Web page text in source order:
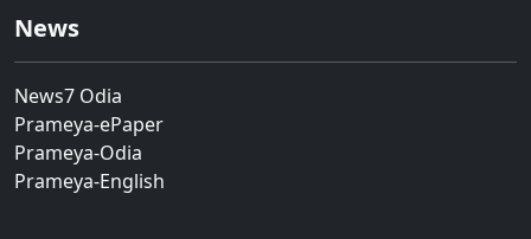
News
News7 Odia
Prameya-ePaper
Prameya-Odia
Prameya-English